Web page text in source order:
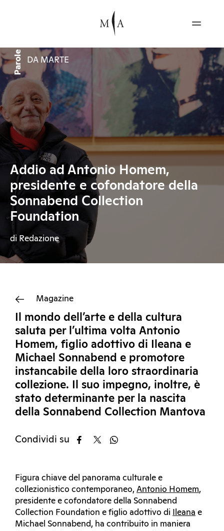
Parole DA MARTE
Addio ad Antonio Homem,
presidente e cofondatore della
Sonnabend Collection
Foundation
di Redazione
Magazine
Il mondo dell’arte e della cultura
saluta per l’ultima volta Antonio
Homem, figlio adottivo di Ileana e
Michael Sonnabend e promotore
instancabile della loro straordinaria
collezione. Il suo impegno, inoltre, è
stato determinante per la nascita
della Sonnabend Collection Mantova
Condividi su
Figura chiave del panorama culturale e
collezionistico contemporaneo, Antonio Homem,
presidente e cofondatore della Sonnabend
Collection Foundation e figlio adottivo di
Ileana e
Michael Sonnabend, ha contribuito in maniera